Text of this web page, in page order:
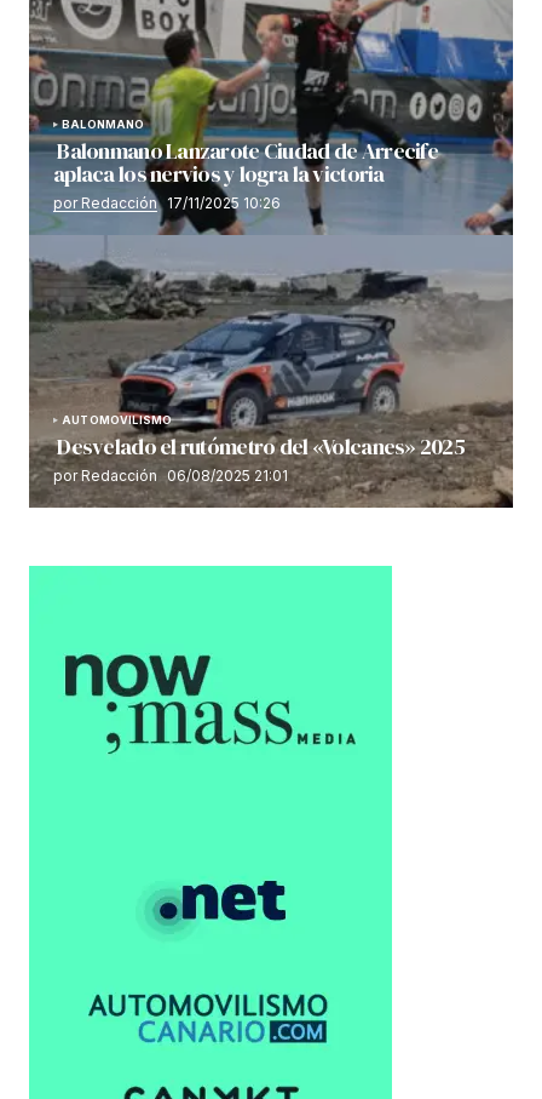
BALONMANO
Balonmano Lanzarote Ciudad de Arrecife
aplaca los nervios y logra la victoria
por Redacción 17/11/2025 10:26
AUTOMOVILISMO
Desvelado el rutómetro del «Volcanes» 2025
por Redacción 06/08/2025 21:01